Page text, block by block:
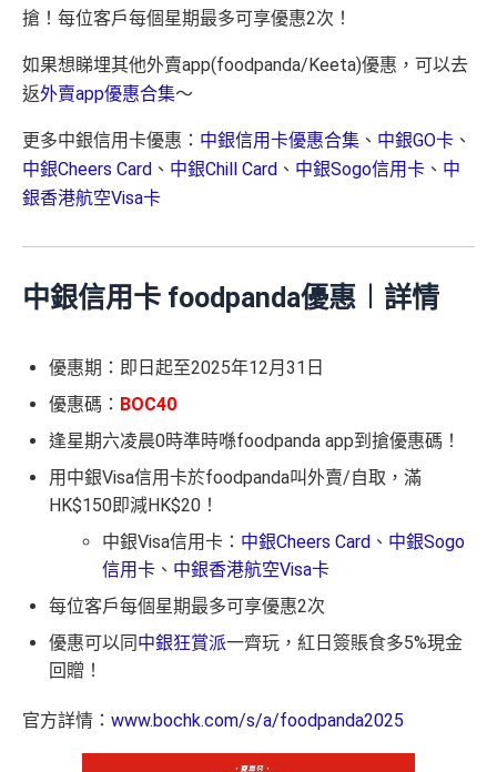
搶！每位客戶每個星期最多可享優惠2次！
如果想睇埋其他外賣app(foodpanda/Keeta)優惠，可以去
返外賣app優惠合集～
更多中銀信用卡優惠： 中銀信用卡優惠合集 、 中銀GO卡 、
中銀Cheers Card 、 中銀Chill Card 、 中銀Sogo信用卡 、 中
銀香港航空Visa卡
中銀信用卡 foodpanda優惠︱詳情
優惠期：即日起至2025年12月31日
優惠碼： BOC40
逢星期六凌晨0時準時喺foodpanda app到搶優惠碼！
用中銀Visa信用卡於foodpanda叫外賣/自取，滿
HK$150即減HK$20！
中銀Visa信用卡： 中銀Cheers Card 、 中銀Sogo
信用卡 、 中銀香港航空Visa卡
每位客戶每個星期最多可享優惠2次
優惠可以同 中銀狂賞派一齊玩，紅日簽賬食多5%現金
回贈！
官方詳情： www.bochk.com/s/a/foodpanda2025